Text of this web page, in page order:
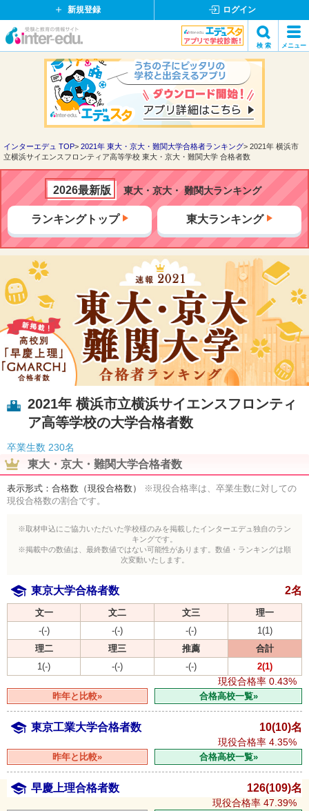
新規登録 ログイン
イ
ド
ッ
ト
検 索 メニュー
検索
インターエデュ TOP 2021年 東大・京大・難関大学合格者ランキング
2021年 横浜市
立横浜サイエンスフロンティア高等学校 東大・京大・難関大学 合格者数
2026最新版 東大・京大・ 難関大ランキング
ランキングトップ 東大ランキング
2021年 横浜市立横浜サイエンスフロンティ
ア高等学校の大学合格者数
卒業生数 230名
東大・京大・難関大学合格者数
表示形式：合格数（現役合格数）
※現役合格率は、卒業生数に対しての
現役合格数の割合です。
※取材申込にご協力いただいた学校様のみを掲載したインターエデュ独自のラン
キングです。
※掲載中の数値は、最終数値ではない可能性があります。数値・ランキングは順
次変動いたします。
東京大学合格者数 2名
文一 文二 文三
理一
-(-)
-(-) -(-)
1(1)
理二
理三 推薦
合計
1(-)
-(-) -(-) 2(1)
現役合格率 0.43%
昨年と比較» 合格高校一覧»
東京工業大学合格者数 10(10)名
現役合格率 4.35%
昨年と比較» 合格高校一覧»
早慶上理合格者数 126(109)名
現役合格率 47.39%